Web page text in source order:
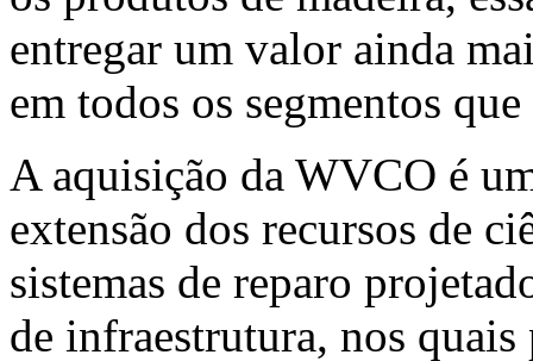
entregar um valor ainda
em todos os segmentos
A aquisição da WVCO é
extensão dos recursos de
sistemas de reparo
de infraestrutura, nos